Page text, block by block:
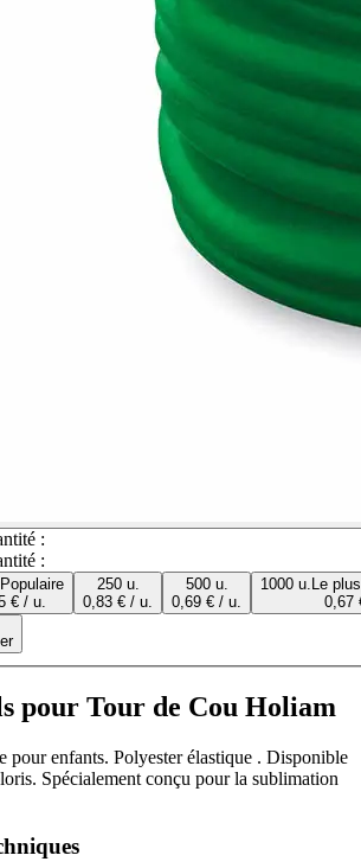
:
:
Populaire
€ / u.
250 u.
0,83 € / u.
500 u.
0,69 € / u.
1000 u. Le
0,67
pour Tour de Cou Holiam
pour enfants. Polyester élastique . Disponible
Spécialement conçu pour la sublimation